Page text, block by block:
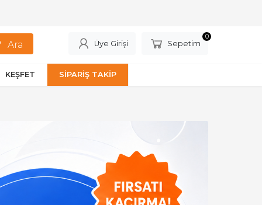
Üye Girişi Sepetim
0
KEŞFET SİPARİŞ TAKİP